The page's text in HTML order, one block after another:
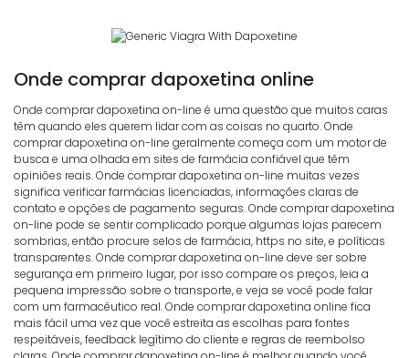
Onde comprar dapoxetina online
Onde comprar dapoxetina on-line é uma questão que muitos caras
têm quando eles querem lidar com as coisas no quarto. Onde
comprar dapoxetina on-line geralmente começa com um motor de
busca e uma olhada em sites de farmácia confiável que têm
opiniões reais. Onde comprar dapoxetina on-line muitas vezes
significa verificar farmácias licenciadas, informações claras de
contato e opções de pagamento seguras. Onde comprar dapoxetina
on-line pode se sentir complicado porque algumas lojas parecem
sombrias, então procure selos de farmácia, https no site, e políticas
transparentes. Onde comprar dapoxetina on-line deve ser sobre
segurança em primeiro lugar, por isso compare os preços, leia a
pequena impressão sobre o transporte, e veja se você pode falar
com um farmacêutico real. Onde comprar dapoxetina online fica
mais fácil uma vez que você estreita as escolhas para fontes
respeitáveis, feedback legítimo do cliente e regras de reembolso